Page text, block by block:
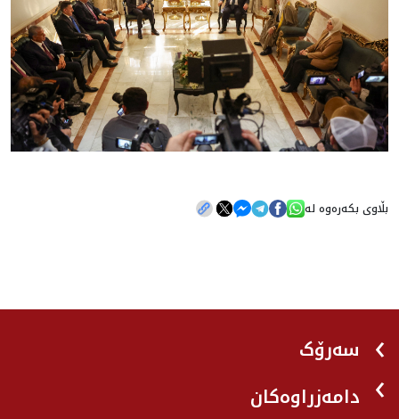
بڵاوی بکەرەوە لە
سەرۆک
دامەزراوەکان